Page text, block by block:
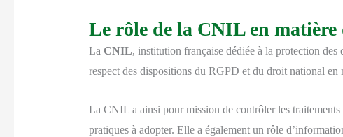
Le rôle de la CNIL en matière
La CNIL, institution française dédiée à la protection
respect des dispositions du RGPD et du droit national en
La CNIL a ainsi pour mission de contrôler les traitements
pratiques à adopter. Elle a également un rôle